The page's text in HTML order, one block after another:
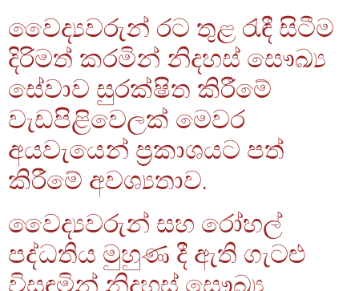
වෛද්‍යවරුන් රට තුළ රැඳී සිටීම
දිරිමත් කරමින් නිදහස් සෞඛ්‍ය
සේවාව සුරක්ෂිත කිරීමේ
වැඩපිළිවෙලක් මෙවර
අයවැයෙන් ප්‍රකාශයට පත්
කිරීමේ අවශ්‍යතාව.
වෛද්‍යවරුන් සහ රෝහල්
පද්ධතිය මුහුණ දී ඇති ගැටළු
විසඳමින් නිදහස් සෞඛ්‍ය